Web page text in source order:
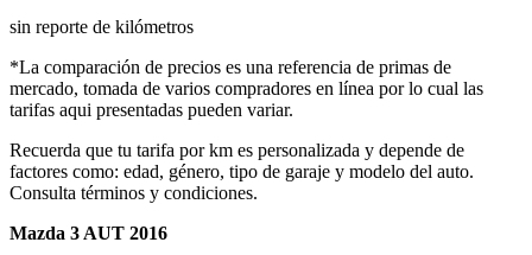
sin reporte de kilómetros
*La comparación de precios es una referencia de primas de
mercado, tomada de varios compradores en línea por lo cual las
tarifas aqui presentadas pueden variar.
Recuerda que tu tarifa por km es personalizada y depende de
factores como: edad, género, tipo de garaje y modelo del auto.
Consulta términos y condiciones.
Mazda 3 AUT 2016